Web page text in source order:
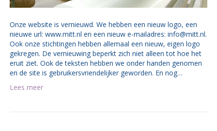
Onze website is vernieuwd. We hebben een nieuw logo, een
nieuwe url: www.mitt.nl en een nieuw e-mailadres: info@mitt.nl.
Ook onze stichtingen hebben allemaal een nieuw, eigen logo
gekregen. De vernieuwing beperkt zich niet alleen tot hoe het
eruit ziet. Ook de teksten hebben we onder handen genomen
en de site is gebruikersvriendelijker geworden. En nog…
Lees meer